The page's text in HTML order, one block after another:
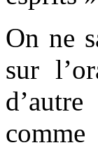
On ne
sur